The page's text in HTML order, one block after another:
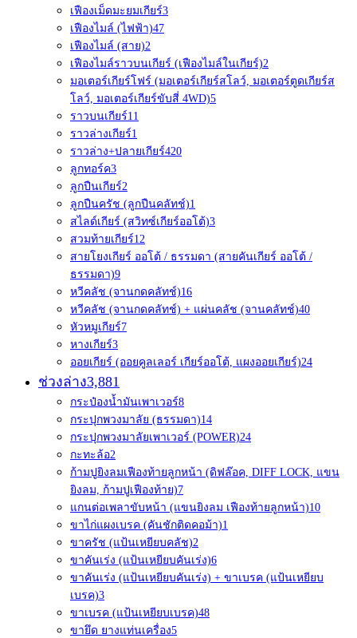
เฟืองเม็ดมะยมเกียร์3
เฟืองไมล์ (ไฟฟ้า)47
เฟืองไมล์ (สาย)2
เฟืองไมล์ราวบนเกียร์ (เฟืองไมล์ในเกียร์)2
มอเตอร์เกียร์โฟร์ (มอเตอร์เกียร์สโลว์, มอเตอร์ตูดเกียร์ส
โลว์, มอเตอร์เกียร์ขับสี่ 4WD)5
ราวบนเกียร์11
ราวล่างเกียร์1
ราวล่าง+ปลายเกียร์420
ลูกทอร์ค3
ลูกปืนเกียร์2
ลูกปืนครัช (ลูกปืนคลัทช์)1
สไลด์เกียร์ (สวิทซ์เกียร์ออโต้)3
สวมท้ายเกียร์12
สายโยงเกียร์ ออโต้ / ธรรมดา (สายคันเกียร์ ออโต้ /
ธรรมดา)9
หวีคลัช (จานกดคลัทช์)16
หวีคลัช (จานกดคลัทช์) + แผ่นคลัช (จานคลัทช์)40
หัวหมูเกียร์7
หางเกียร์3
ออยเกียร์ (ออยคูลเลอร์ เกียร์ออโต้, แผงออยเกียร์)24
ช่วงล่าง3,881
กระป๋องน้ำมันเพาเวอร์8
กระปุกพวงมาลัย (ธรรมดา)14
กระปุกพวงมาลัยเพาเวอร์ (POWER)24
กะทะล้อ2
ก้ามปูยิงลมเฟืองท้ายลูกหน้า (ดิฟล๊อค, DIFF LOCK, แขน
ยิงลม, ก้ามปูเฟืองท้าย)7
แกนต่อเพลาขับหน้า (แขนยิงลม เฟืองท้ายลูกหน้า)10
ขาไก่แผงเบรค (คันชักติดคอม้า)1
ขาครัช (แป้นเหยียบคลัช)2
ขาคันเร่ง (แป้นเหยียบคันเร่ง)6
ขาคันเร่ง (แป้นเหยียบคันเร่ง) + ขาเบรค (แป้นเหยียบ
เบรค)3
ขาเบรค (แป้นเหยียบเบรค)48
ขายึด ยางแท่นเครื่อง5